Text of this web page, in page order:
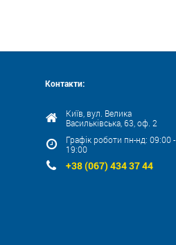
Контакти:
Київ, вул. Велика
Васильківська, 63, оф. 2
Графік роботи пн-нд: 09:00 -
19:00
+38 (067) 434 37 44